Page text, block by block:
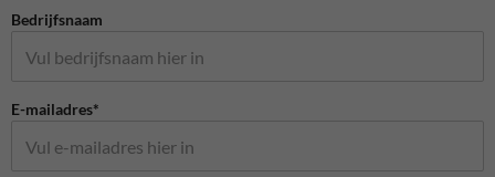
Bedrijfsnaam
E-mailadres*